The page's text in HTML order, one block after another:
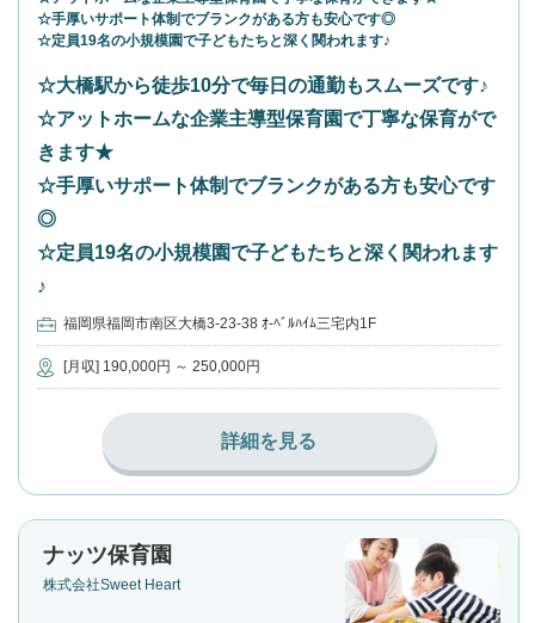
☆手厚いサポート体制でブランクがある方も安心です◎
☆定員19名の小規模園で子どもたちと深く関われます♪
☆大橋駅から徒歩10分で毎日の通勤もスムーズです♪
☆アットホームな企業主導型保育園で丁寧な保育がで
きます★
☆手厚いサポート体制でブランクがある方も安心です
◎
☆定員19名の小規模園で子どもたちと深く関われます
♪
福岡県福岡市南区大橋3-23-38 ｵ-ﾍﾞﾙﾊｲﾑ三宅内1F
[月収] 190,000円 ～ 250,000円
詳細を見る
ナッツ保育園
株式会社Sweet Heart